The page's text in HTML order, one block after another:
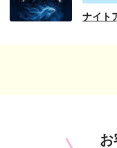
ナイト
お